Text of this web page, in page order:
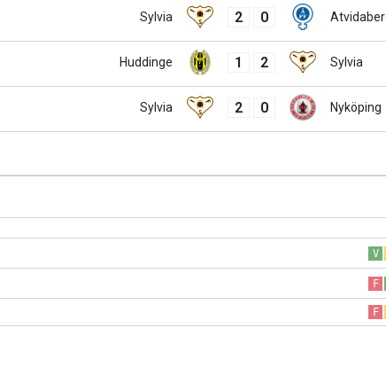
Sylvia 2 0
Huddinge 1 2 Sylvia
Sylvia 2 0 Nyköping
V
F
F